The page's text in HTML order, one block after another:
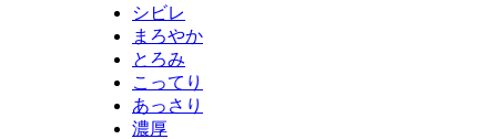
シビレ
まろやか
とろみ
こってり
あっさり
濃厚